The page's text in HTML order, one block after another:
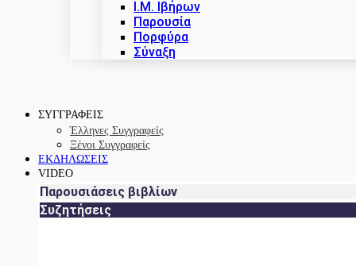
Ι.Μ. Ιβήρων
Παρουσία
Πορφύρα
Σύναξη
ΣΥΓΓΡΑΦΕΙΣ
Έλληνες Συγγραφείς
Ξένοι Συγγραφείς
ΕΚΔΗΛΩΣΕΙΣ
VIDEO
Παρουσιάσεις βιβλίων
Συζητήσεις